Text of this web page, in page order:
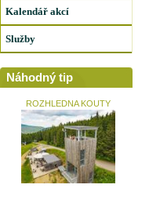
Kalendář akcí
Služby
Náhodný tip
ROZHLEDNA KOUTY